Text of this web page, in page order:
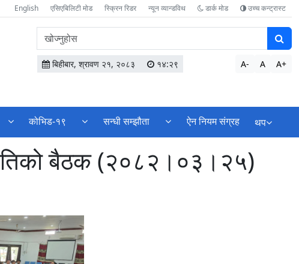
English एसिएबिलिटी मोड स्क्रिन रिडर न्यून व्यान्डविथ डार्क मोड उच्च कन्ट्रास्ट
वेबसाइटमा
सामग्री
खोज्नुहोस
बिहीबार, श्रावण २१, २०८३ १४:२९ A- A A+
कोभिड-१९ सन्धी सम्झौता ऐन नियम संग्रह थप
बैठक (२०८२।०३।२५)